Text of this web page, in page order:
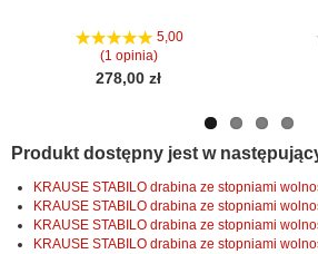
5,00
(1 opinia)
278,00 zł
Produkt dostępny jest w
KRAUSE STABILO drabina ze stopniami
KRAUSE STABILO drabina ze stopniami
KRAUSE STABILO drabina ze stopniami
KRAUSE STABILO drabina ze stopniami